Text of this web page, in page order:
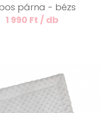
párna - bézs
1 990 Ft / db